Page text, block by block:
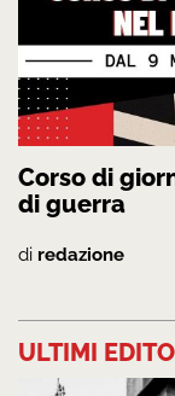
Corso di
di guerra
di redazione
ULTIMI